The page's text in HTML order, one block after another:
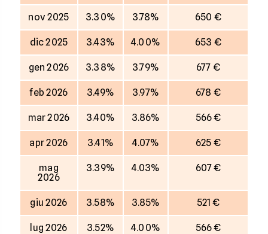
nov 2025 3.30% 3.78% 650 €
dic 2025 3.43% 4.00% 653 €
gen 2026 3.38% 3.79% 677 €
feb 2026 3.49% 3.97% 678 €
mar 2026 3.40% 3.86% 566 €
apr 2026 3.41% 4.07% 625 €
mag
2026
3.39% 4.03% 607 €
giu 2026 3.58% 3.85% 521 €
lug 2026 3.52% 4.00% 566 €